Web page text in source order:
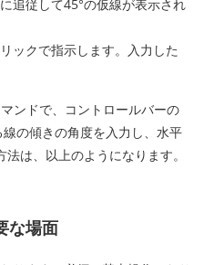
追従して45°の仮線が表示され
ックで指示します。入力した
ンドで、コントロールバーの
の傾きの角度を入力し、水平
は、以上のようになります。
な場面